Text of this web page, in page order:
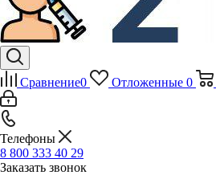
Сравнение0 Отложенные 0
Телефоны
8 800 333 40 29
Заказать звонок